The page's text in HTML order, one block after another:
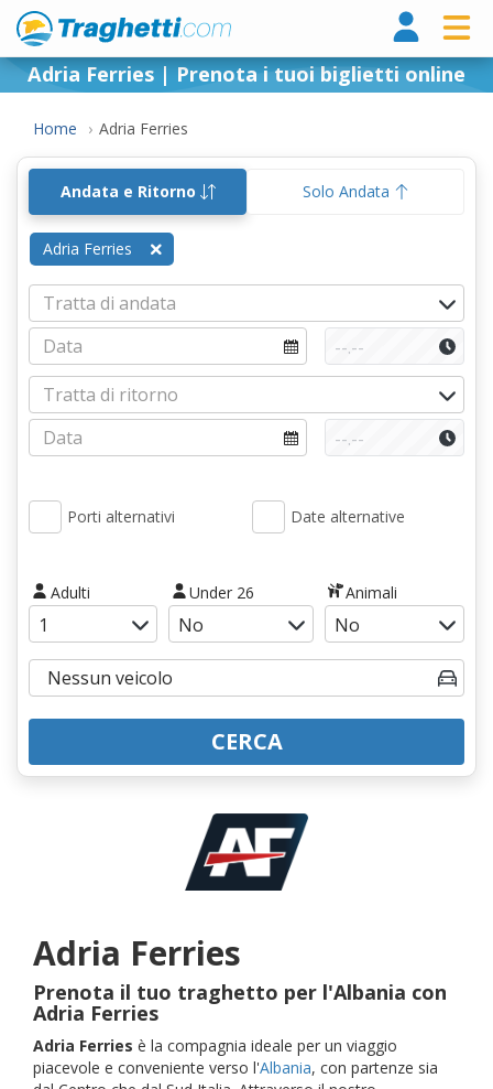
Adria Ferries | Prenota i tuoi biglietti online
Home Adria Ferries
Andata e Ritorno Solo Andata
Adria Ferries
Porti alternativi Date alternative
Adulti Under 26 Animali
CERCA
Adria Ferries
Prenota il tuo traghetto per l'Albania con
Adria Ferries
Adria Ferries è la compagnia ideale per un viaggio
piacevole e conveniente verso l'Albania, con partenze sia